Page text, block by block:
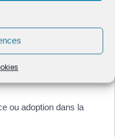
ou adoption dans la